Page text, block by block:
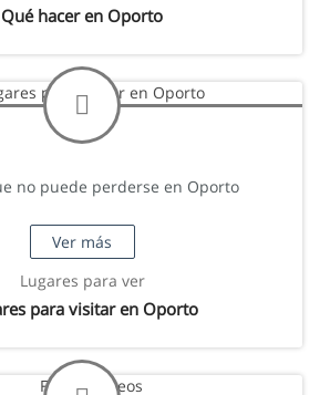
Qué hacer en Oporto
no puede perderse en Oporto
Ver más
Lugares para ver
para visitar en Oporto